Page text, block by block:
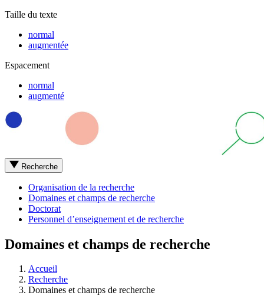
Taille du texte
normal
augmentée
Espacement
normal
augmenté
Recherche
Organisation de la recherche
Domaines et champs de recherche
Doctorat
Personnel d’enseignement et de recherche
Domaines et champs de recherche
Accueil
Recherche
Domaines et champs de recherche